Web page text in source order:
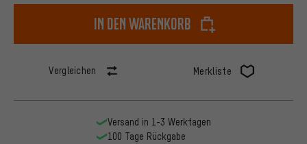
In den Warenkorb
Vergleichen Merkliste
Versand in 1-3 Werktagen
100 Tage Rückgabe